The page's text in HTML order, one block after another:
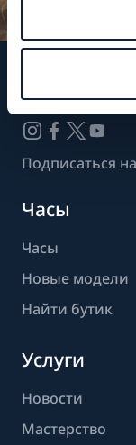
Следите
Подписаться
Часы
Часы
Новые модели
Найти бутик
Услуги
Новости
Мастерство